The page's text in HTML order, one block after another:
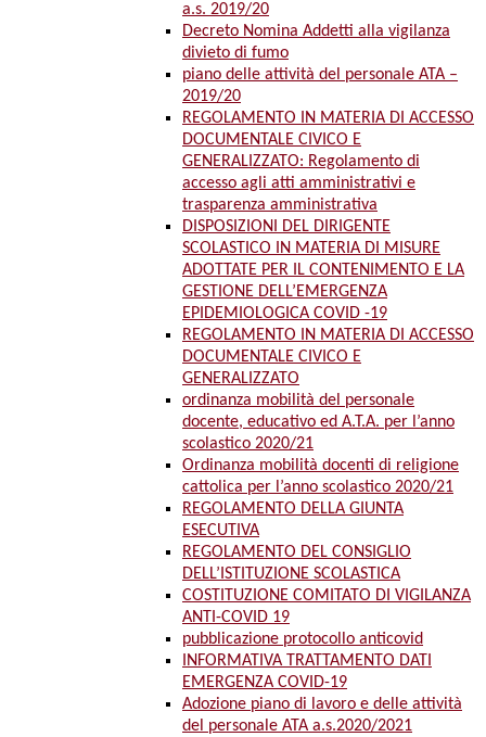
a.s. 2019/20
Decreto Nomina Addetti alla vigilanza
divieto di fumo
piano delle attività del personale ATA –
2019/20
REGOLAMENTO IN MATERIA DI ACCESSO
DOCUMENTALE CIVICO E
GENERALIZZATO: Regolamento di
accesso agli atti amministrativi e
trasparenza amministrativa
DISPOSIZIONI DEL DIRIGENTE
SCOLASTICO IN MATERIA DI MISURE
ADOTTATE PER IL CONTENIMENTO E LA
GESTIONE DELL’EMERGENZA
EPIDEMIOLOGICA COVID -19
REGOLAMENTO IN MATERIA DI ACCESSO
DOCUMENTALE CIVICO E
GENERALIZZATO
ordinanza mobilità del personale
docente, educativo ed A.T.A. per l’anno
scolastico 2020/21
Ordinanza mobilità docenti di religione
cattolica per l’anno scolastico 2020/21
REGOLAMENTO DELLA GIUNTA
ESECUTIVA
REGOLAMENTO DEL CONSIGLIO
DELL’ISTITUZIONE SCOLASTICA
COSTITUZIONE COMITATO DI VIGILANZA
ANTI-COVID 19
pubblicazione protocollo anticovid
INFORMATIVA TRATTAMENTO DATI
EMERGENZA COVID-19
Adozione piano di lavoro e delle attività
del personale ATA a.s.2020/2021